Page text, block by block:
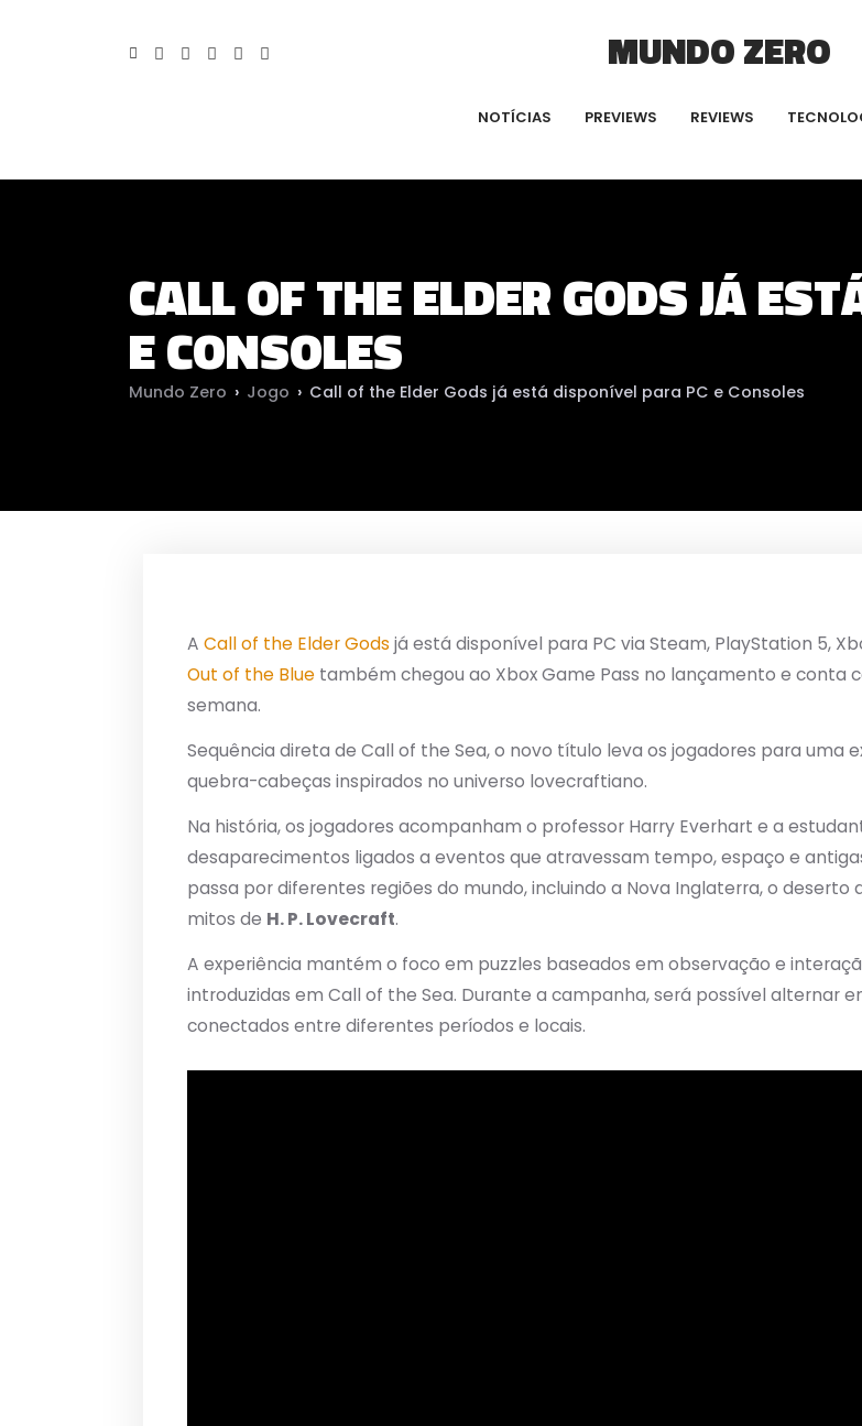
MUNDO ZERO
NOTÍCIAS PREVIEWS REVIEWS
CALL OF THE ELDER GODS JÁ
E CONSOLES
Mundo Zero › Jogo › Call of the Elder Gods já está disponível para PC e Consoles
A Call of the Elder Gods já está disponível para PC via Steam, PlayStation 5,
Out of the Blue também chegou ao Xbox Game Pass no lançamento e conta
semana.
Sequência direta de Call of the Sea, o novo título leva os jogadores para uma
quebra-cabeças inspirados no universo lovecraftiano.
Na história, os jogadores acompanham o professor Harry Everhart e a
desaparecimentos ligados a eventos que atravessam tempo, espaço e
passa por diferentes regiões do mundo, incluindo a Nova Inglaterra, o deserto
mitos de H. P. Lovecraft.
A experiência mantém o foco em puzzles baseados em observação e
introduzidas em Call of the Sea. Durante a campanha, será possível alternar
conectados entre diferentes períodos e locais.